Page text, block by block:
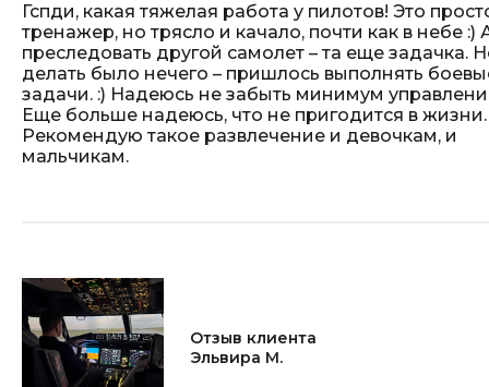
Гспди, какая тяжелая работа у пилотов! Это
тренажер, но трясло и качало, почти как в небе :)
преследовать другой самолет – та еще задачка.
делать было нечего – пришлось выполнять
задачи. :) Надеюсь не забыть минимум
Еще больше надеюсь, что не пригодится в жизни.
Рекомендую такое развлечение и девочкам, и
мальчикам.
Отзыв клиента
Эльвира М.